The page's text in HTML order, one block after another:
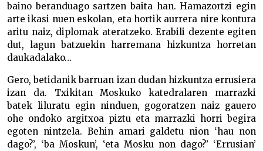
baino beranduago sartzen baita han. Hamazortzi egin
arte ikasi nuen eskolan, eta hortik aurrera nire kontura
aritu naiz, diplomak ateratzeko. Erabili dezente egiten
dut, lagun batzuekin harremana hizkuntza horretan
daukadalako…
Gero, betidanik barruan izan dudan hizkuntza errusiera
izan da. Txikitan Moskuko katedralaren marrazki
batek liluratu egin ninduen, gogoratzen naiz gauero
ohe ondoko argitxoa piztu eta marrazki horri begira
egoten nintzela. Behin amari galdetu nion ‘hau non
dago?’, ‘ba Moskun’, ‘eta Mosku non dago?’ ‘Errusian’